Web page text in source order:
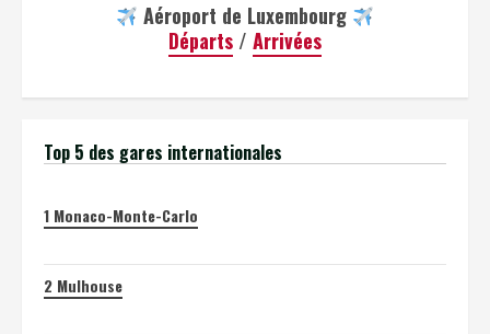
Aéroport de Luxembourg
Départs / Arrivées
Top 5 des gares internationales
1 Monaco-Monte-Carlo
2 Mulhouse